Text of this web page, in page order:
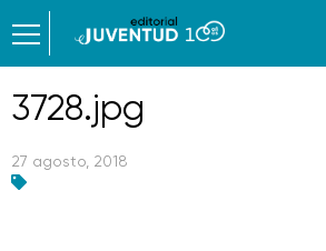
3728.jpg
27 agosto, 2018